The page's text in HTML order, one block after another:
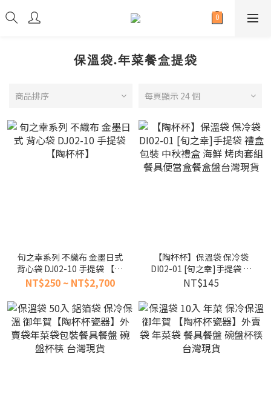
保溫袋.年菜餐盒提袋
商品排序 每頁顯示 24 個
旬之幸系列 不織布 金墨日式
背心袋 DJ02-10 手提袋 【陶
杯杯】
NT$250 ~ NT$2,700
【陶杯杯】保溫袋 保冷袋
DI02-01 [旬之幸]手提袋 禮
盒包裝 中秋禮盒 海鮮 烤肉套
組 餐具便當盒餐盒盤台灣現
貨
NT$145